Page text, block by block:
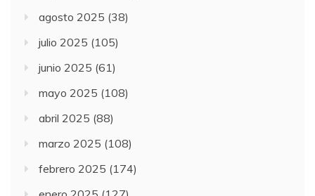
agosto 2025 (38)
julio 2025 (105)
junio 2025 (61)
mayo 2025 (108)
abril 2025 (88)
marzo 2025 (108)
febrero 2025 (174)